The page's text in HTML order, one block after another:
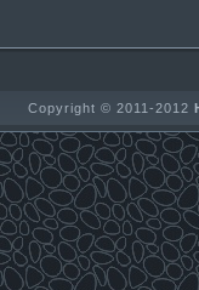
Copyright © 2011-2012